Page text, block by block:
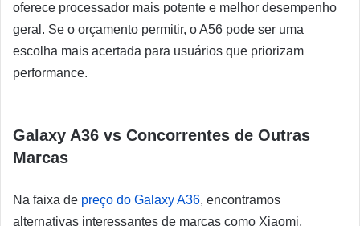
oferece processador mais potente e melhor desempenho
geral. Se o orçamento permitir, o A56 pode ser uma
escolha mais acertada para usuários que priorizam
performance.
Galaxy A36 vs Concorrentes de Outras
Marcas
Na faixa de preço do Galaxy A36, encontramos
alternativas interessantes de marcas como Xiaomi,